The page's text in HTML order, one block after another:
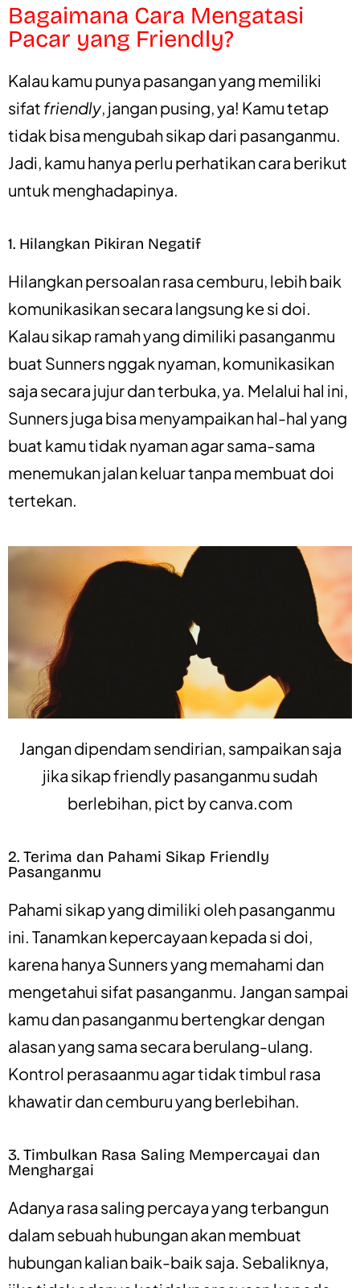
Bagaimana Cara Mengatasi
Pacar yang Friendly?
Kalau kamu punya pasangan yang memiliki
sifat friendly, jangan pusing, ya! Kamu tetap
tidak bisa mengubah sikap dari pasanganmu.
Jadi, kamu hanya perlu perhatikan cara berikut
untuk menghadapinya.
1. Hilangkan Pikiran Negatif
Hilangkan persoalan rasa cemburu, lebih baik
komunikasikan secara langsung ke si doi.
Kalau sikap ramah yang dimiliki pasanganmu
buat Sunners nggak nyaman, komunikasikan
saja secara jujur dan terbuka, ya. Melalui hal ini,
Sunners juga bisa menyampaikan hal-hal yang
buat kamu tidak nyaman agar sama-sama
menemukan jalan keluar tanpa membuat doi
tertekan.
Jangan dipendam sendirian, sampaikan saja
jika sikap friendly pasanganmu sudah
berlebihan, pict bycanva.com
2. Terima dan Pahami Sikap Friendly
Pasanganmu
Pahami sikap yang dimiliki oleh pasanganmu
ini. Tanamkan kepercayaan kepada si doi,
karena hanya Sunners yang memahami dan
mengetahui sifat pasanganmu. Jangan sampai
kamu dan pasanganmu bertengkar dengan
alasan yang sama secara berulang-ulang.
Kontrol perasaanmu agar tidak timbul rasa
khawatir dan cemburu yang berlebihan.
3. Timbulkan Rasa Saling Mempercayai dan
Menghargai
Adanya rasa saling percaya yang terbangun
dalam sebuah hubungan akan membuat
hubungan kalian baik-baik saja. Sebaliknya,